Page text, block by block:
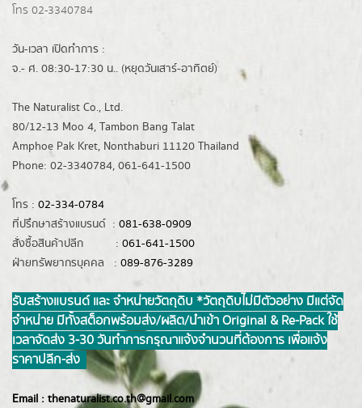
โทร 02-3340784
วัน-เวลา เปิดทำการ :
จ.- ศ. 08:30-17:30 น.. (หยุดวันเสาร์-อาทิตย์)
The Naturalist Co., Ltd.
80/12-13 Moo 4, Tambon Bang Talat
Amphoe Pak Kret, Nonthaburi 11120 Thailand
Phone: 02-3340784, 061-641-1500
โทร : 02-334-0784
ที่ปรึกษาสร้างแบรนด์ : 081-638-0909
สั่งซื้อสินค้าปลีก : 061-641-1500
ฝ่ายทรัพยากรบุคคล : 089-876-3289
รับสร้างแบรนด์ และ จำหน่ายวัตถุดิบ *วัตถุดิบไม่มีตัวอย่าง มีแต่จัด
จำหน่าย มีทั้งสต็อกพร้อมส่ง/ผลิต/นำเข้า Original & Re-Pack ใช้
เวลาจัดส่ง 3-30 วันทำการ กรุณาแจ้งจำนวนที่ต้องการ เพื่อแจ้ง
ราคาปลีก-ส่ง
Email : thenaturalist.co.th@gmail.com